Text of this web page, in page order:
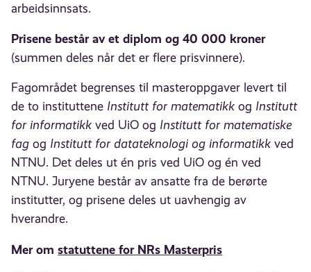
arbeidsinnsats.
Prisene består av et diplom og 40 000 kroner
(summen deles når det er flere prisvinnere).
Fagområdet begrenses til masteroppgaver levert til
de to instituttene Institutt for matematikk og Institutt
for informatikk ved UiO og Institutt for matematiske
fag og Institutt for datateknologi og informatikk ved
NTNU. Det deles ut én pris ved UiO og én ved
NTNU. Juryene består av ansatte fra de berørte
institutter, og prisene deles ut uavhengig av
hverandre.
Mer omstatuttene for NRs Masterpris